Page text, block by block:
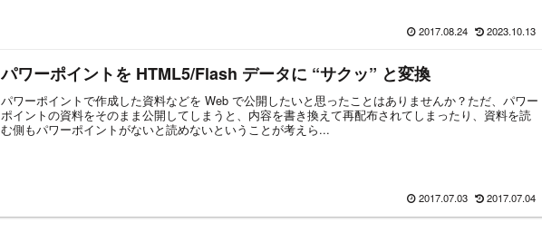
2017.08.24 2023.10.13
パワーポイントを HTML5/Flash データに “サクッ” と変換
パワーポイントで作成した資料などを Web で公開したいと思ったことはありませんか？ただ、パワー
ポイントの資料をそのまま公開してしまうと、内容を書き換えて再配布されてしまったり、資料を読
む側もパワーポイントがないと読めないということが考えら...
2017.07.03 2017.07.04